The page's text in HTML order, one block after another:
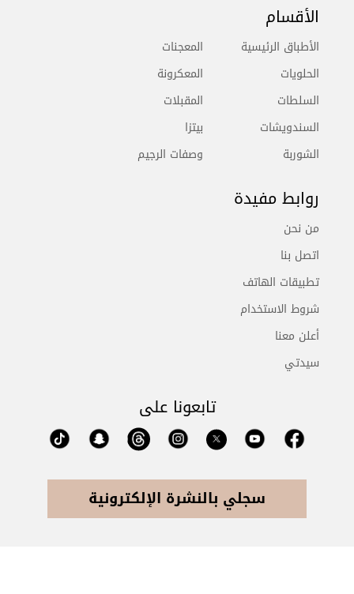
الأقسام
الأطباق الرئيسية
الحلويات
السلطات
السندويشات
الشوربة
المعجنات
المعكرونة
المقبلات
بيتزا
وصفات الرجيم
روابط مفيدة
من نحن
اتصل بنا
تطبيقات الهاتف
شروط الاستخدام
أعلن معنا
سيدتي
تابعونا على
سجلي بالنشرة الإلكترونية